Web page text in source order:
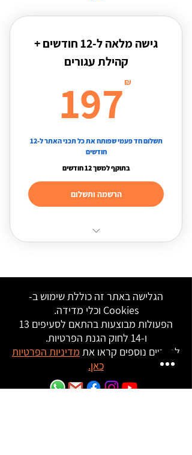
גישה מלאה ל-12 חודשים +
קהילת עגורים
₪
197
תשלום חד פעמי שפותח את כל תכני האתר ל-12
חודשים
בתוקף למשך 12 חודשים
הרשמה ותשלום
גישה מלאה לפתרונות בחינות הבגרות
תמיכה מלאה לשאלות בקהילת
הוווטסאפ
הגלישה באתר זה כוללת שימוש ב-
Cookies וכלי מדידה.
הפעולות מבוצעות בהתאם לסעיפים 13
ו-14 לחוק הגנת הפרטיות.
לפרטים נוספים קראו את מדיניות הפרטיות
כאן.